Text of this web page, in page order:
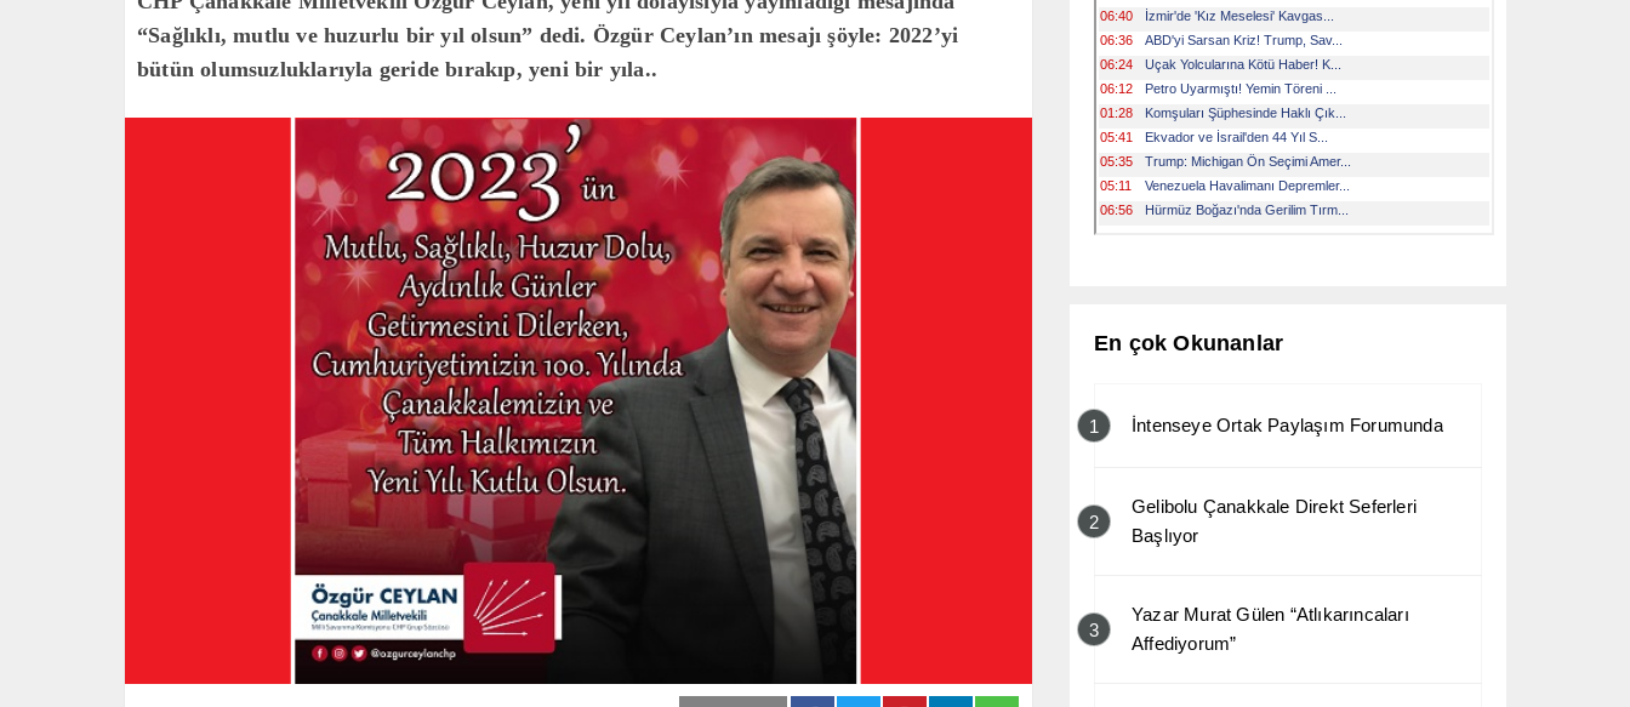
“Sağlıklı, mutlu ve huzurlu bir yıl olsun” dedi. Özgür Ceylan’ın mesajı şöyle: 2022’yi
bütün olumsuzluklarıyla geride bırakıp, yeni bir yıla..
En çok Okunanlar
1 İntenseye Ortak Paylaşım Forumunda
2
Gelibolu Çanakkale Direkt Seferleri
Başlıyor
3
Yazar Murat Gülen “Atlıkarıncaları
Affediyorum”